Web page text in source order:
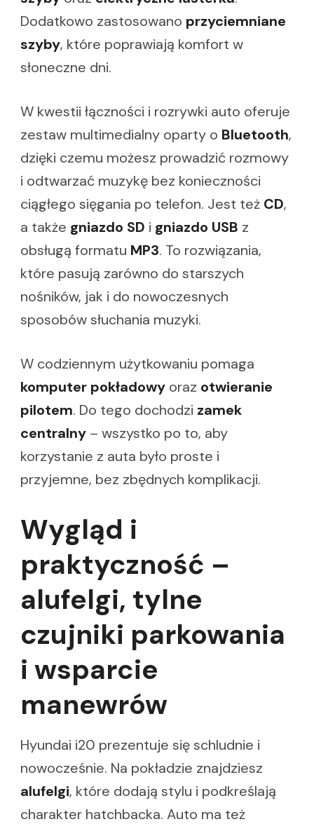
Dodatkowo zastosowano przyciemniane
szyby, które poprawiają komfort w
słoneczne dni.
W kwestii łączności i rozrywki auto oferuje
zestaw multimedialny oparty o Bluetooth,
dzięki czemu możesz prowadzić rozmowy
i odtwarzać muzykę bez konieczności
ciągłego sięgania po telefon. Jest też CD,
a także gniazdo SD i gniazdo USB z
obsługą formatu MP3. To rozwiązania,
które pasują zarówno do starszych
nośników, jak i do nowoczesnych
sposobów słuchania muzyki.
W codziennym użytkowaniu pomaga
komputer pokładowy oraz otwieranie
pilotem. Do tego dochodzi zamek
centralny – wszystko po to, aby
korzystanie z auta było proste i
przyjemne, bez zbędnych komplikacji.
Wygląd i
praktyczność –
alufelgi, tylne
czujniki parkowania
i wsparcie
manewrów
Hyundai i20 prezentuje się schludnie i
nowocześnie. Na pokładzie znajdziesz
alufelgi, które dodają stylu i podkreślają
charakter hatchbacka. Auto ma też